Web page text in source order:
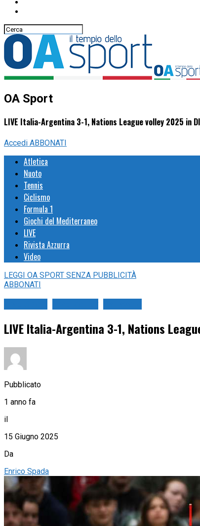
OA Sport
LIVE Italia-Argentina 3-1, Nations League volley 2025 in
Accedi ABBONATI
Atletica
Nuoto
Tennis
Ciclismo
Formula 1
Giochi del Mediterraneo
LIVE
Rivista Azzurra
Video
LEGGI OA SPORT SENZA PUBBLICITÀ
ABBONATI
LIVE Italia-Argentina 3-1, Nations
Pubblicato
1 anno fa
il
15 Giugno 2025
Da
Enrico Spada